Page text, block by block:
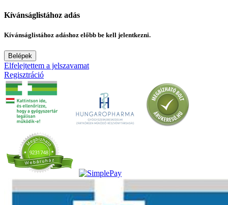
Kívánságlistához adás
Kívánságlistához adáshoz előbb be kell jelentkezni.
Belépek
Elfelejtettem a jelszavamat
Regisztráció